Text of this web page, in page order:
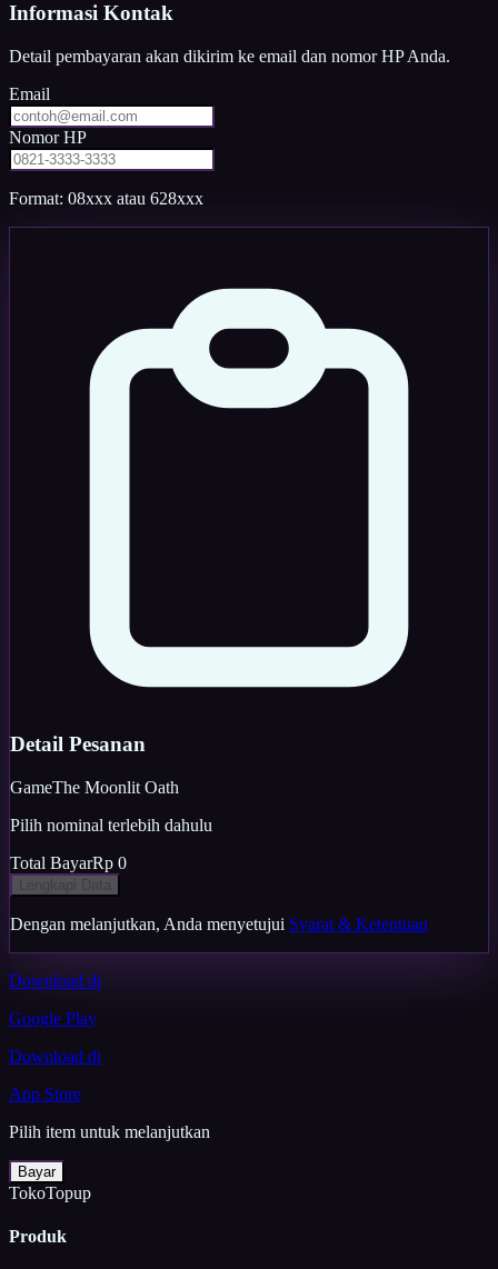
Informasi Kontak
Detail pembayaran akan dikirim ke email dan nomor HP Anda.
Email
Nomor HP
Format: 08xxx atau 628xxx
Detail Pesanan
GameThe Moonlit Oath
Pilih nominal terlebih dahulu
Total BayarRp 0
Dengan melanjutkan, Anda menyetujui Syarat & Ketentuan
Download di
Google Play
Download di
App Store
Pilih item untuk melanjutkan
Bayar
TokoTopup
Produk